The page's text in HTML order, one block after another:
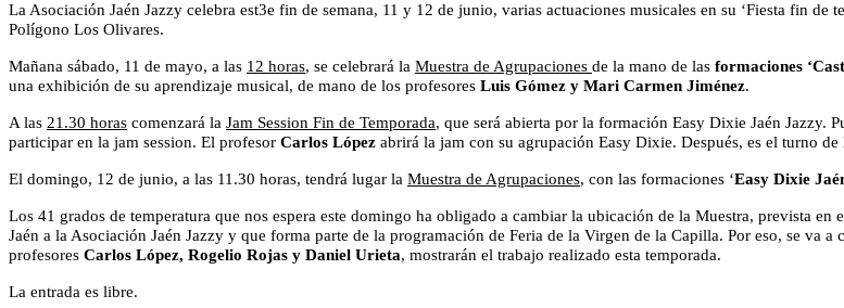
La Asociación Jaén Jazzy celebra est3e fin de semana, 11 y 12 de junio, varias actuaciones musicales en su ‘Fiesta fin
Polígono Los Olivares.
Mañana sábado, 11 de mayo, a las 12 horas, se celebrará la Muestra de Agrupaciones de la mano de las formaciones
una exhibición de su aprendizaje musical, de mano de los profesores Luis Gómez y Mari Carmen Jiménez.
A las 21.30 horas comenzará la Jam Session Fin de Temporada, que será abierta por la formación Easy Dixie Jaén Jazzy.
participar en la jam session. El profesor Carlos López abrirá la jam con su agrupación Easy Dixie. Después, es el turno de
El domingo, 12 de junio, a las 11.30 horas, tendrá lugar la Muestra de Agrupaciones, con las formaciones ‘Easy Dixie
Los 41 grados de temperatura que nos espera este domingo ha obligado a cambiar la ubicación de la Muestra, prevista
Jaén a la Asociación Jaén Jazzy y que forma parte de la programación de Feria de la Virgen de la Capilla. Por eso, se va
profesores Carlos López, Rogelio Rojas y Daniel Urieta, mostrarán el trabajo realizado esta temporada.
La entrada es libre.